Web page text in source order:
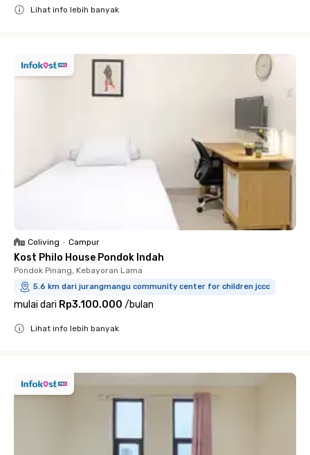
Lihat info lebih banyak
Coliving • Campur
Kost Philo House Pondok Indah
Pondok Pinang, Kebayoran Lama
5.6 km dari jurangmangu community center for children jccc
mulai dari Rp3.100.000 /bulan
Lihat info lebih banyak